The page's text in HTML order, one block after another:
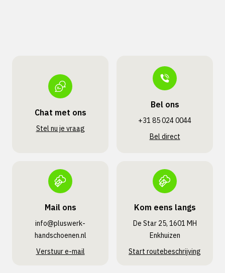
Chat met ons
Stel nu je vraag
Bel ons
+31 85 024 0044
Bel direct
Mail ons
info@pluswerk­
handschoenen.nl
Verstuur e-mail
Kom eens langs
De Star 25, 1601 MH
Enkhuizen
Start routebeschrijving